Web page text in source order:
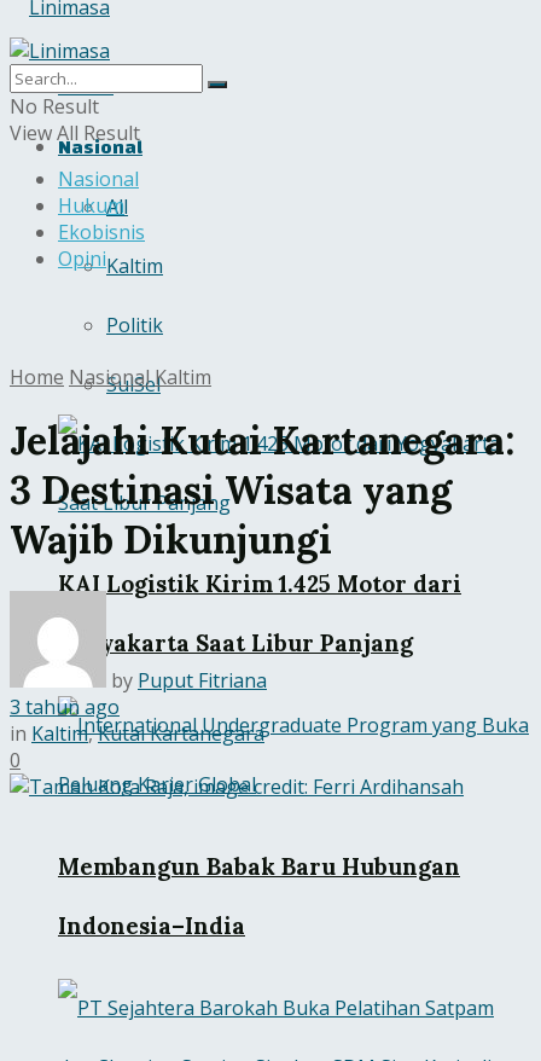
Home
Nasional
All
Kaltim
Politik
SulSel
KAI Logistik Kirim 1.425 Motor dari
Yogyakarta Saat Libur Panjang
Membangun Babak Baru Hubungan
Indonesia–India
No Result
View All Result
Nasional
Hukum
Ekobisnis
Opini
Home Nasional Kaltim
Jelajahi Kutai Kartanegara:
3 Destinasi Wisata yang
Wajib Dikunjungi
by Puput Fitriana
3 tahun ago
in Kaltim,Kutai Kartanegara
0